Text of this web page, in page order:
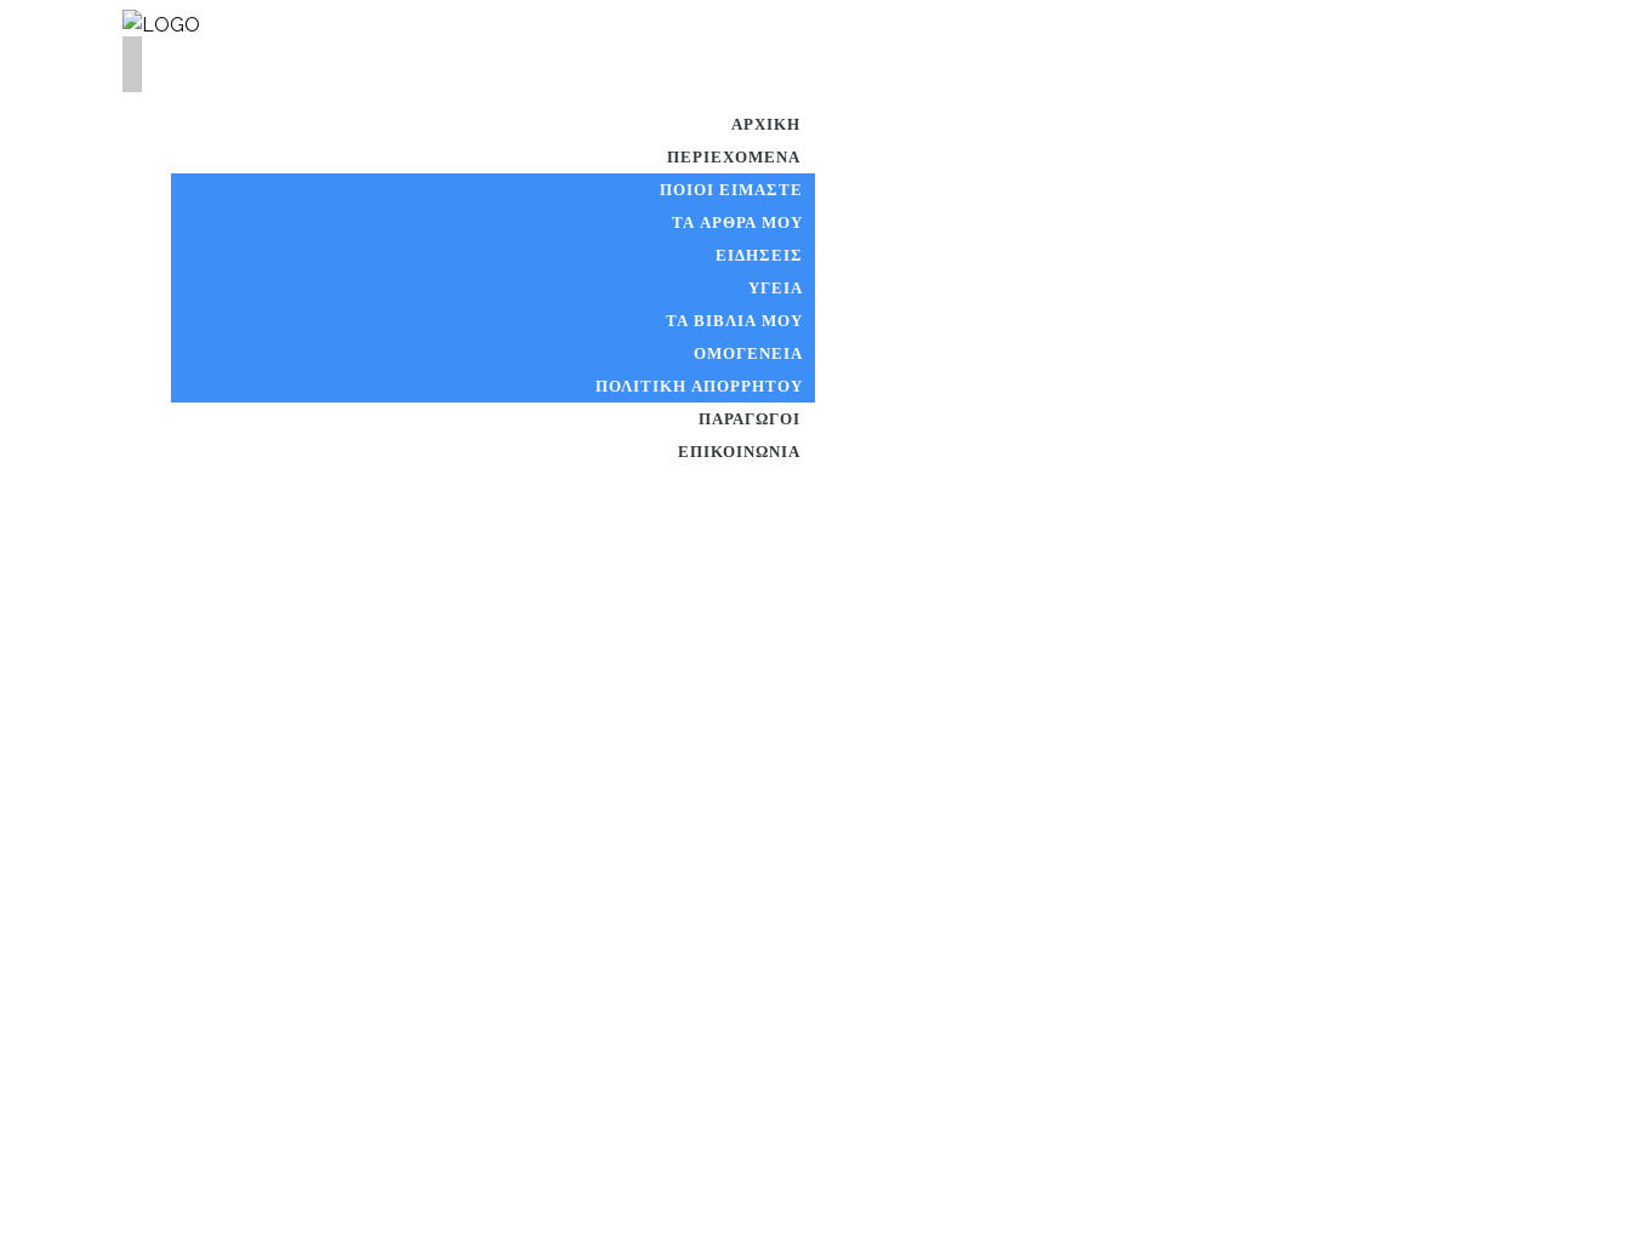
ΑΡΧΙΚΉ
ΠΕΡΙΕΧΌΜΕΝΑ
ΠΟΙΟΊ ΕΊΜΑΣΤΕ
ΤΑ ΆΡΘΡΑ ΜΟΥ
ΕΙΔΉΣΕΙΣ
ΥΓΕΊΑ
ΤΑ ΒΙΒΛΊΑ ΜΟΥ
ΟΜΟΓΈΝΕΙΑ
ΠΟΛΙΤΙΚΉ ΑΠΟΡΡΉΤΟΥ
ΠΑΡΑΓΩΓΟΊ
ΕΠΙΚΟΙΝΩΝΊΑ